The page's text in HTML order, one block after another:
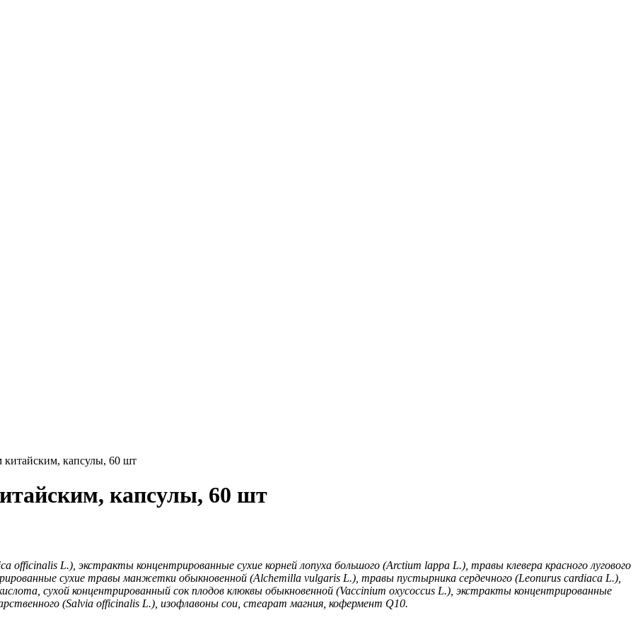
китайским, капсулы, 60 шт
капсулы, 60 шт
officinalis L.), экстракты концентрированные сухие корней лопуха большого (Arctium lappa L.), травы клевера красного лугового
сухие травы манжетки обыкновенной (Alchemilla vulgaris L.), травы пустырника сердечного (Leonurus cardiaca L.),
сухой концентрированный сок плодов клюквы обыкновенной (Vaccinium oxycoccus L.), экстракты концентрированные
(Salvia officinalis L.), изофлавоны сои, стеарат магния, кофермент Q10.